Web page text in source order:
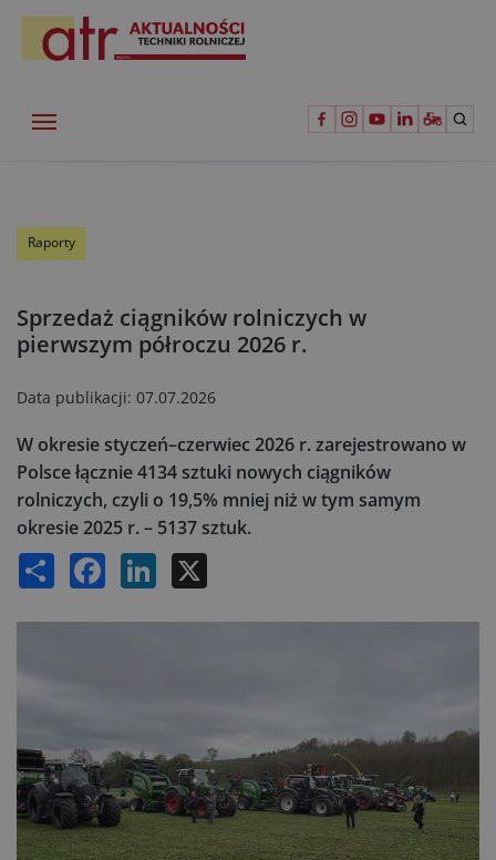
Raporty
Sprzedaż ciągników rolniczych w
pierwszym półroczu 2026 r.
Data publikacji: 07.07.2026
W okresie styczeń–czerwiec 2026 r. zarejestrowano w
Polsce łącznie 4134 sztuki nowych ciągników
rolniczych, czyli o 19,5% mniej niż w tym samym
okresie 2025 r. – 5137 sztuk.
Share Facebook LinkedIn